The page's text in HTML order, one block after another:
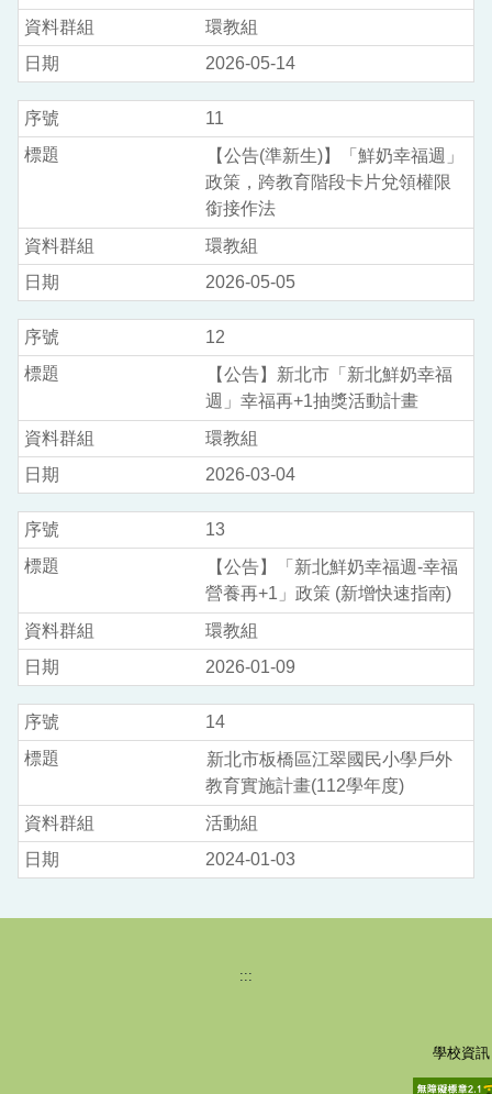
環教組
2026-05-14
11
【公告(準新生)】「鮮奶幸福週」
政策，跨教育階段卡片兌領權限
銜接作法
環教組
2026-05-05
12
【公告】新北市「新北鮮奶幸福
週」幸福再+1抽獎活動計畫
環教組
2026-03-04
13
【公告】「新北鮮奶幸福週-幸福
營養再+1」政策 (新增快速指南)
環教組
2026-01-09
14
新北市板橋區江翠國民小學戶外
教育實施計畫(112學年度)
活動組
2024-01-03
:::
學校資訊